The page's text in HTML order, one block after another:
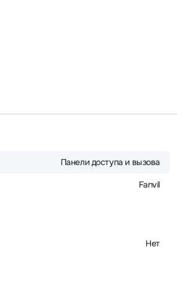
Панели доступа и вызова
Fanvil
Нет